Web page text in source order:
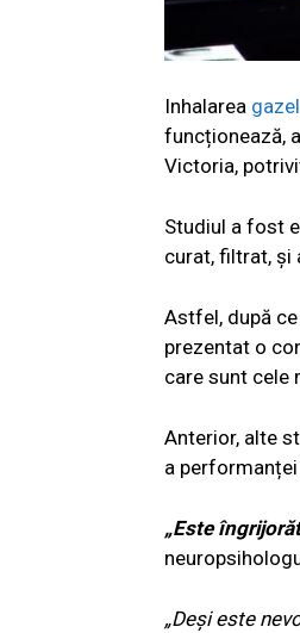
Inhalarea
funcționează,
Victoria,
Studiul a fost
curat, filtrat, și
Astfel, după
prezentat o
care sunt cele
Anterior, alte
a
„Este
„Deși este